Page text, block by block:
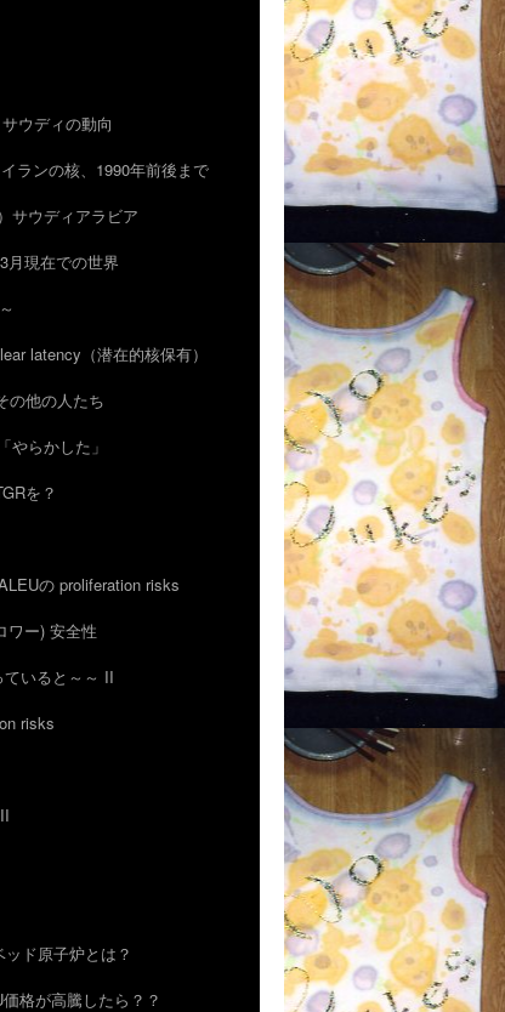
ウディの動向
ランの核、1990年前後まで
サウディアラビア
月現在での世界
latency（潜在的核保有）
の他の人たち
やらかした」
を？
の proliferation risks
ワー) 安全性
ていると～～ II
risks
ド原子炉とは？
格が高騰したら？？